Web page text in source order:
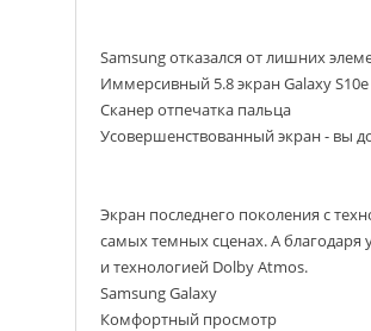
Samsung отказался от лишних
Иммерсивный 5.8 экран Galaxy S10e
Сканер отпечатка пальца
Усовершенствованный экран - вы
Экран последнего поколения с
самых темных сценах. А
и технологией Dolby Atmos.
Samsung Galaxy
Комфортный просмотр